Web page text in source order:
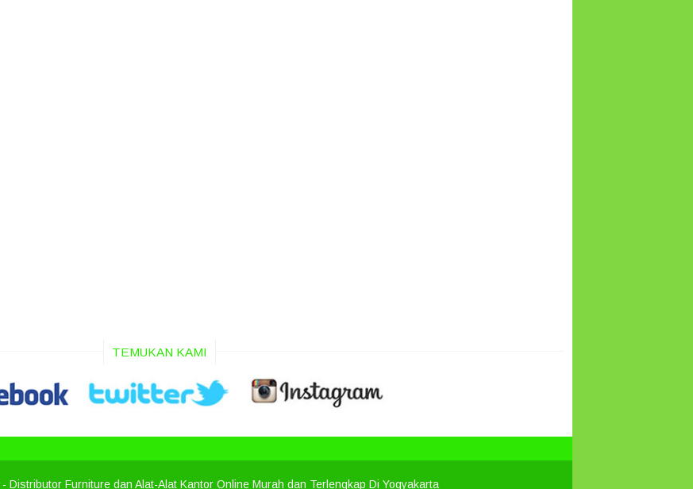
TEMUKAN KAMI
- Distributor Furniture dan Alat-Alat Kantor Online Murah dan Terlengkap Di Yogyakarta